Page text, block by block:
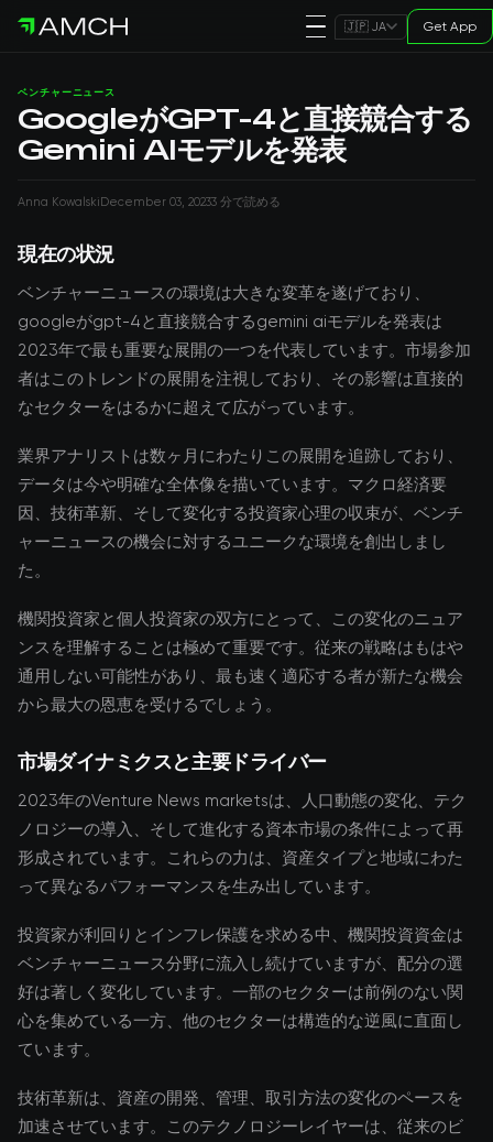
🇯🇵 JA Get App
ベンチャーニュース
GoogleがGPT-4と直接競合する
Gemini AIモデルを発表
Anna KowalskiDecember 03, 20233 分で読める
現在の状況
ベンチャーニュースの環境は大きな変革を遂げており、
googleがgpt-4と直接競合するgemini aiモデルを発表は
2023年で最も重要な展開の一つを代表しています。市場参加
者はこのトレンドの展開を注視しており、その影響は直接的
なセクターをはるかに超えて広がっています。
業界アナリストは数ヶ月にわたりこの展開を追跡しており、
データは今や明確な全体像を描いています。マクロ経済要
因、技術革新、そして変化する投資家心理の収束が、ベンチ
ャーニュースの機会に対するユニークな環境を創出しまし
た。
機関投資家と個人投資家の双方にとって、この変化のニュア
ンスを理解することは極めて重要です。従来の戦略はもはや
通用しない可能性があり、最も速く適応する者が新たな機会
から最大の恩恵を受けるでしょう。
市場ダイナミクスと主要ドライバー
2023年のVenture News marketsは、人口動態の変化、テク
ノロジーの導入、そして進化する資本市場の条件によって再
形成されています。これらの力は、資産タイプと地域にわた
って異なるパフォーマンスを生み出しています。
投資家が利回りとインフレ保護を求める中、機関投資資金は
ベンチャーニュース分野に流入し続けていますが、配分の選
好は著しく変化しています。一部のセクターは前例のない関
心を集めている一方、他のセクターは構造的な逆風に直面し
ています。
技術革新は、資産の開発、管理、取引方法の変化のペースを
加速させています。このテクノロジーレイヤーは、従来のビ